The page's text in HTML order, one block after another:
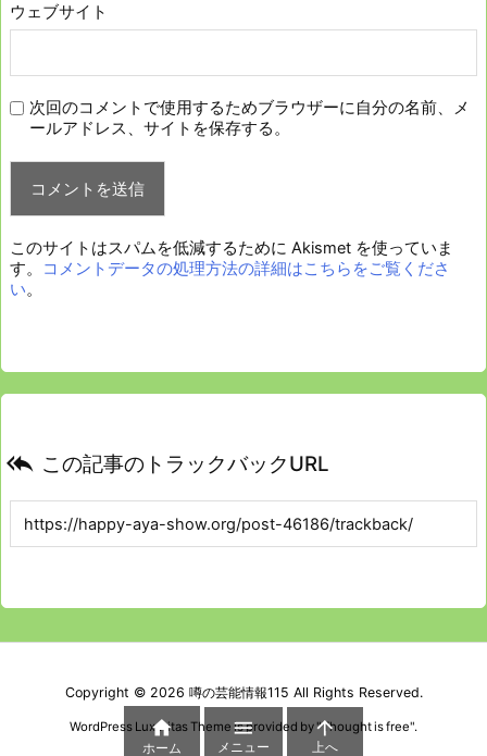
ウェブサイト
次回のコメントで使用するためブラウザーに自分の名前、メ
ールアドレス、サイトを保存する。
このサイトはスパムを低減するために Akismet を使っていま
す。
コメントデータの処理方法の詳細はこちらをご覧くださ
い。
 この記事のトラックバックURL
Copyright © 2026 噂の芸能情報115 All Rights Reserved.
WordPress Luxeritas Theme is provided by "Thought is free".

ホーム

メニュー

上へ